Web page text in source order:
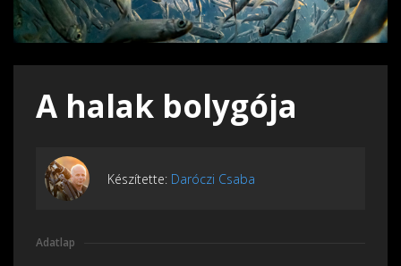
A halak bolygója
Készítette: Daróczi Csaba
Adatlap